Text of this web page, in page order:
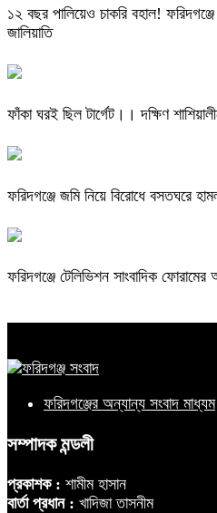
১২ বছর পালিয়েও চাকরি বহাল! ফরিদগঞ্জে
জালিয়াতি
ফাঁকা ঘরই ছিল টার্গেট।। দক্ষিণ
ফরিদগঞ্জে জমি নিয়ে বিরোধে বসতঘরে
ফরিদগঞ্জে টেলিভিশন সাংবাদিক ফোরামের
ফরিদগঞ্জের অন্যান্য সংবাদ মাধ্যম
সম্পাদক মন্ডলী
প্রকাশক : শামীম হাসান
বার্তা প্রধান : খাদিজা তাসনীম